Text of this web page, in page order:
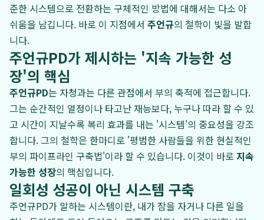
준한 시스템으로 전환하는 구체적인 방법에 대해서는 다소 아
쉬움을 남깁니다. 바로 이 지점에서 주언규의 철학이 빛을 발합
니다.
주언규PD가 제시하는 '지속 가능한 성
장'의 핵심
주언규PD는 자청과는 다른 관점에서 부의 축적에 접근합니다.
그는 순간적인 열정이나 타고난 재능보다, 누구나 따라 할 수 있
고 시간이 지날수록 복리 효과를 내는 '시스템'의 중요성을 강조
합니다. 그의 철학은 한마디로 '평범한 사람들을 위한 현실적인
부의 파이프라인 구축법'이라 할 수 있습니다. 이것이 바로 지속
가능한 성장의 핵심입니다.
일회성 성공이 아닌 시스템 구축
주언규PD가 말하는 시스템이란, 내가 잠을 자거나 다른 일을